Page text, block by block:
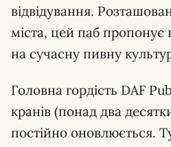
відвідування.
міста, цей паб
на сучасну пивну
Головна гордість DAF
кранів (понад два
постійно оновлюється.